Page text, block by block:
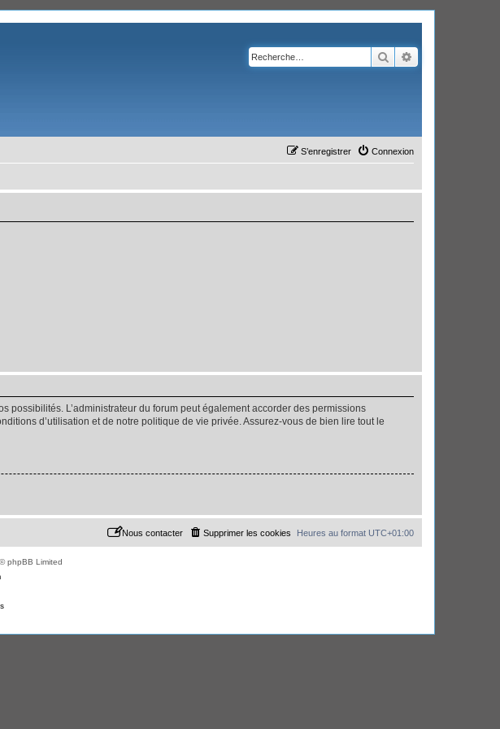
Rechercher
Connexion
S’enregistrer
possibilités. L’administrateur du forum peut également accorder des permissions
d’utilisation et de notre politique de vie privée. Assurez-vous de bien lire tout le
Heures au format UTC+01:00
Supprimer les cookies
Nous contacter
phpBB Limited